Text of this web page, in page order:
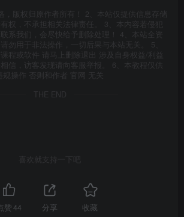
，版权归原作者所有！ 2、本站仅提供信息存储
权，不承担相关法律责任。 3、本内容若侵犯
系我们，会尽快给予删除处理！ 4、本站全资
勿用于非法操作，一切后果与本站无关。 5、
程或软件 请马上删除退出 涉及自身权益/利益
相信，访客发现请向客服举报。 6、本教程仅供
规操作 否则和作者 官网 无关
THE END
喜欢就支持一下吧
赞44 分享 收藏